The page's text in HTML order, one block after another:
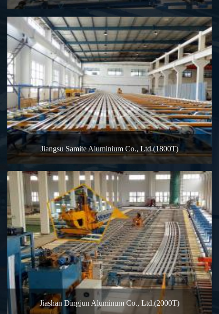
Jiangsu Samite Aluminium Co., Ltd.(1800T)
Jiashan Dingjun Aluminum Co., Ltd.(2000T)